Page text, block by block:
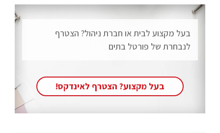
בעל מקצוע לבית או חברת ניהול? הצטרף
לנבחרת של פורטל בתים
בעל מקצוע? הצטרף לאינדקס!